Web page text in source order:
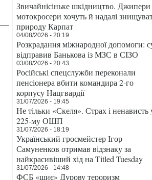
Звичайнісіньке шкідництво. Джипери
мотокросери хочуть й надалі
природу Карпат
04/08/2026 - 20:19
Розкрадання міжнародної допомоги:
відправив Банькова із МЗС в СІЗО
03/08/2026 - 20:43
Російські спецслужби переконали
пенсіонера вбити командира 2-го
корпусу Нацгвардії
31/07/2026 - 19:45
Не тільки «Скеля». Страх і ненависть
225-му ОШП
31/07/2026 - 18:19
Український гросмейстер Ігор
Самуненков отримав відзнаку за
найкрасивіший хід на Titled Tuesday
31/07/2026 - 14:48
ФСБ «шиє» Дурову тероризм